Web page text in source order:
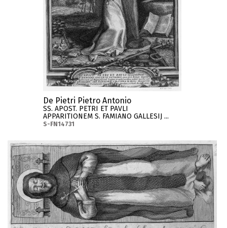
De Pietri Pietro Antonio
SS. APOST. PETRI ET PAVLI
APPARITIONEM S. FAMIANO GALLESIJ ...
S-FN14731